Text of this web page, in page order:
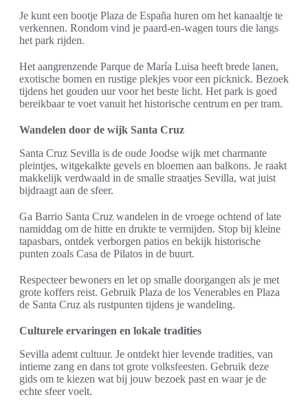
Je kunt een bootje Plaza de España huren om het kanaaltje te
verkennen. Rondom vind je paard-en-wagen tours die langs
het park rijden.
Het aangrenzende Parque de María Luisa heeft brede lanen,
exotische bomen en rustige plekjes voor een picknick. Bezoek
tijdens het gouden uur voor het beste licht. Het park is goed
bereikbaar te voet vanuit het historische centrum en per tram.
Wandelen door de wijk Santa Cruz
Santa Cruz Sevilla is de oude Joodse wijk met charmante
pleintjes, witgekalkte gevels en bloemen aan balkons. Je raakt
makkelijk verdwaald in de smalle straatjes Sevilla, wat juist
bijdraagt aan de sfeer.
Ga Barrio Santa Cruz wandelen in de vroege ochtend of late
namiddag om de hitte en drukte te vermijden. Stop bij kleine
tapasbars, ontdek verborgen patios en bekijk historische
punten zoals Casa de Pilatos in de buurt.
Respecteer bewoners en let op smalle doorgangen als je met
grote koffers reist. Gebruik Plaza de los Venerables en Plaza
de Santa Cruz als rustpunten tijdens je wandeling.
Culturele ervaringen en lokale tradities
Sevilla ademt cultuur. Je ontdekt hier levende tradities, van
intieme zang en dans tot grote volksfeesten. Gebruik deze
gids om te kiezen wat bij jouw bezoek past en waar je de
echte sfeer voelt.